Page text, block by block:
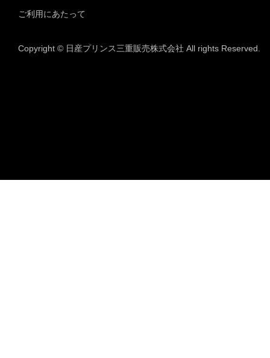
ご利用にあたって
Copyright © 日産プリンス三重販売株式会社 All rights Reserved.